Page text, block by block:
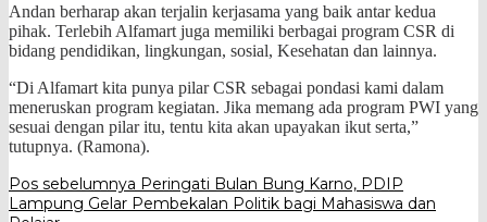
Andan berharap akan terjalin kerjasama yang baik antar kedua
pihak. Terlebih Alfamart juga memiliki berbagai program CSR di
bidang pendidikan, lingkungan, sosial, Kesehatan dan lainnya.
“Di Alfamart kita punya pilar CSR sebagai pondasi kami dalam
meneruskan program kegiatan. Jika memang ada program PWI yang
sesuai dengan pilar itu, tentu kita akan upayakan ikut serta,”
tutupnya. (Ramona).
Navigasi
Pos sebelumnya Peringati Bulan Bung Karno, PDIP
Lampung Gelar Pembekalan Politik bagi Mahasiswa dan